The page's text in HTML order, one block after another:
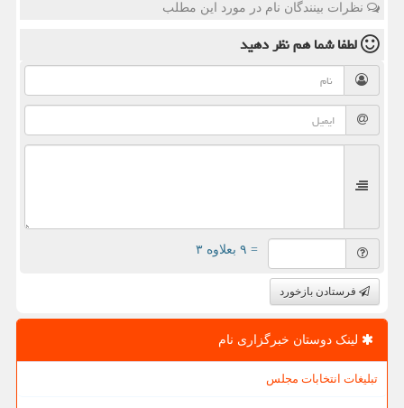
نظرات بینندگان نام در مورد این مطلب
لطفا شما همنظر دهید
= ۹ بعلاوه ۳
فرستادن بازخورد
لینک دوستان خبرگزاری نام
تبلیغات انتخابات مجلس